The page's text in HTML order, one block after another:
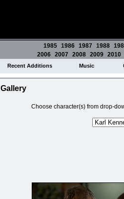
1985 1986 1987 1988
2006 2007 2008 2009 2010
Recent Additions Music
Gallery
Choose character(s) from drop-